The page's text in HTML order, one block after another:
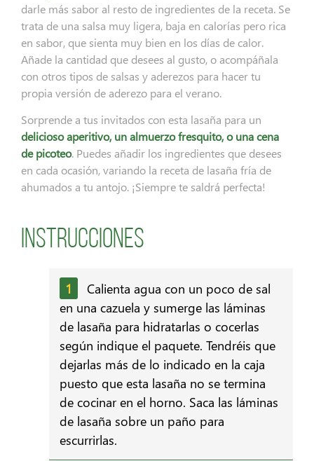
darle más sabor al resto de ingredientes de la receta. Se
trata de una salsa muy ligera, baja en calorías pero rica
en sabor, que sienta muy bien en los días de calor.
Añade la cantidad que desees al gusto, o acompáñala
con otros tipos de salsas y aderezos para hacer tu
propia versión de aderezo para el verano.
Sorprende a tus invitados con esta lasaña para un
delicioso aperitivo, un almuerzo fresquito, o una cena
de picoteo. Puedes añadir los ingredientes que desees
en cada ocasión, variando la receta de lasaña fría de
ahumados a tu antojo. ¡Siempre te saldrá perfecta!
Instrucciones
Calienta agua con un poco de sal
en una cazuela y sumerge las láminas
de lasaña para hidratarlas o cocerlas
según indique el paquete. Tendréis que
dejarlas más de lo indicado en la caja
puesto que esta lasaña no se termina
de cocinar en el horno. Saca las láminas
de lasaña sobre un paño para
escurrirlas.